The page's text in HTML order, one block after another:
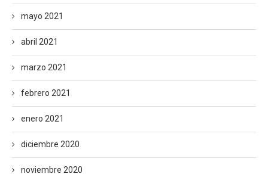
mayo 2021
abril 2021
marzo 2021
febrero 2021
enero 2021
diciembre 2020
noviembre 2020